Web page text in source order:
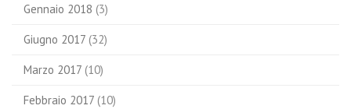
Gennaio 2018 (3)
Giugno 2017 (32)
Marzo 2017 (10)
Febbraio 2017 (10)